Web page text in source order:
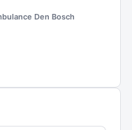
Den Bosch